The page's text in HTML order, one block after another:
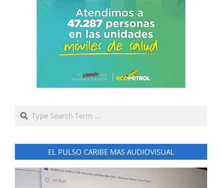
Search
EL PULSO CARIBE MAS AUDIOVISUAL